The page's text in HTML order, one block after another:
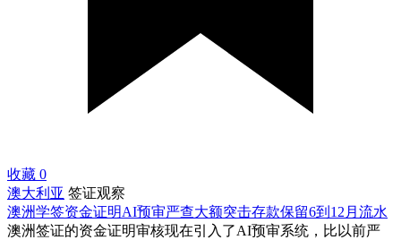
收藏 0
澳大利亚 签证观察
澳洲学签资金证明AI预审严查大额突击存款保留6到12月流水
澳洲签证的资金证明审核现在引入了AI预审系统，比以前严